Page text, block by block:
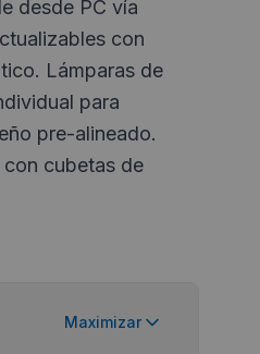
desde PC vía
con
Lámparas de
para
pre-alineado.
cubetas de
Maximizar